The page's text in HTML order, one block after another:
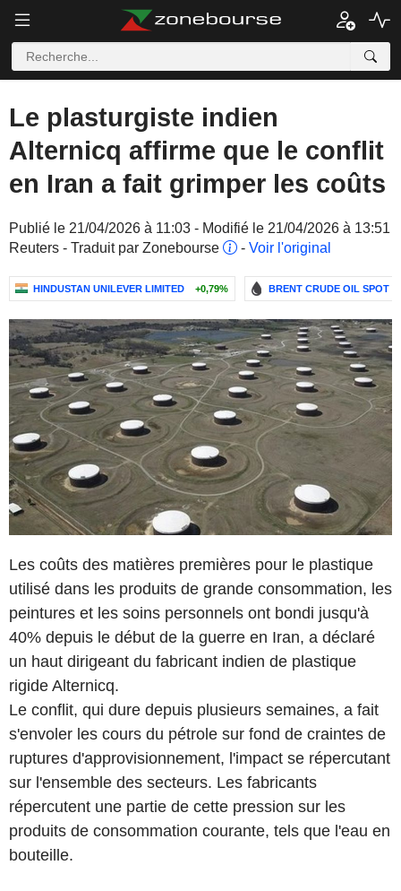
Le plasturgiste indien
Alternicq affirme que le conflit
en Iran a fait grimper les coûts
Publié le 21/04/2026 à 11:03 - Modifié le 21/04/2026 à 13:51
Reuters - Traduit par Zonebourse
- Voir l'original
HINDUSTAN UNILEVER LIMITED +0,79% BRENT CRUDE OIL SPOT
Les coûts des matières premières pour le plastique
utilisé dans les produits de grande consommation, les
peintures et les soins personnels ont bondi jusqu'à
40% depuis le début de la guerre en Iran, a déclaré
un haut dirigeant du fabricant indien de plastique
rigide Alternicq.
Le conflit, qui dure depuis plusieurs semaines, a fait
s'envoler les cours du pétrole sur fond de craintes de
ruptures d'approvisionnement, l'impact se répercutant
sur l'ensemble des secteurs. Les fabricants
répercutent une partie de cette pression sur les
produits de consommation courante, tels que l'eau en
bouteille.